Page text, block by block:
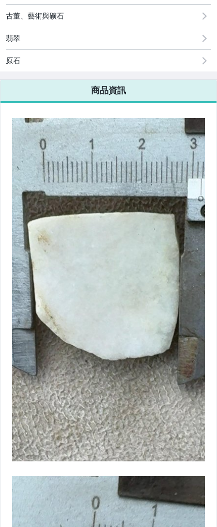
[全店] 粉絲專享
古董、藝術與礦石
翡翠
原石
商品資訊